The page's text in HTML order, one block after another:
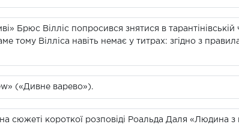
Брюс Вілліс попросився знятися в тарантінівській
Вілліса навіть немає у титрах: згідно з
(«Дивне варево»).
на сюжеті короткої розповіді Роальда Даля «Людина